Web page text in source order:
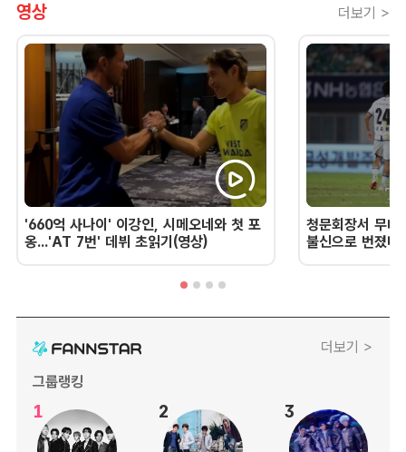
영상 더보기 >
'660억 사나이' 이강인, 시메오네와 첫 포
옹...'AT 7번' 데뷔 초읽기(영상)
청문회장서 무너
불신으로 번졌
더보기 >
그룹랭킹
1 2 3